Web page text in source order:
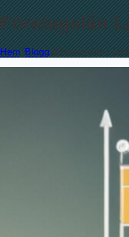
Företagslån
Hem Blogg Företagslån Låg